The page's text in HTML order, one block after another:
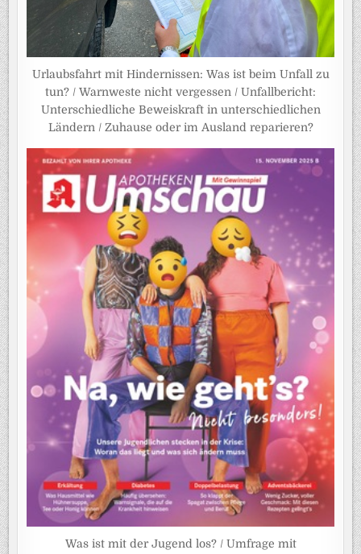
Urlaubsfahrt mit Hindernissen: Was ist beim Unfall zu
tun? / Warnweste nicht vergessen / Unfallbericht:
Unterschiedliche Beweiskraft in unterschiedlichen
Ländern / Zuhause oder im Ausland reparieren?
Was ist mit der Jugend los? / Umfrage mit